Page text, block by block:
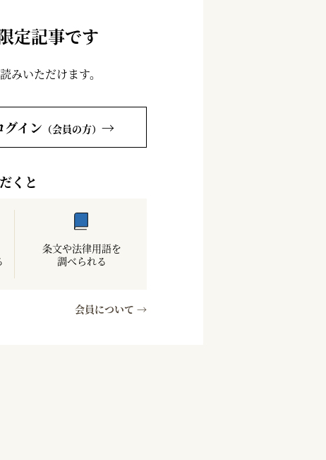
定記事です
みいただけます。
グイン （会員の方） →
くと
条文や法律用語を
調べられる
会員について →